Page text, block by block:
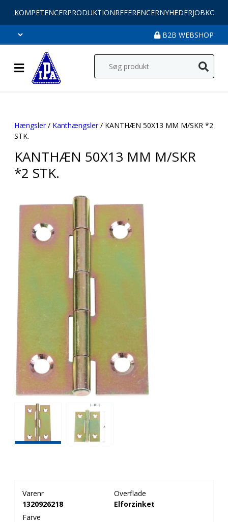
KOMPETENCERPRODUKTIONREFERENCERNYHEDERJOB
B2B WEBSHOP
Hængsler/ Kanthængsler/ KANTHÆN 50X13 MM M/SKR *2
STK.
KANTHÆN 50X13 MM M/SKR
*2 STK.
Varenr
1320926218
Overflade
Elforzinket
Farve